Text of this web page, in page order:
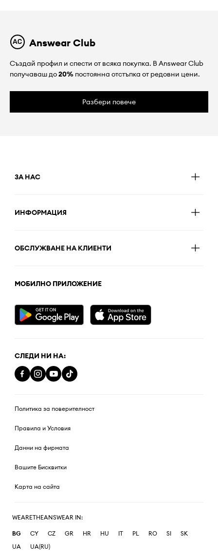
Answear Club
Създай профил и спести от всяка покупка. В Answear Club
получаваш до20% постоянна отстъпка от редовни цени.
Разбери повече
ЗА НАС
ИНФОРМАЦИЯ
ОБСЛУЖВАНЕ НА КЛИЕНТИ
МОБИЛНО ПРИЛОЖЕНИЕ
СЛЕДИ НИ НА:
Политика за поверителност
Правила и Условия
Данни на фирмата
Вашите Бисквитки
Карта на сайта
WEARETHEANSWEAR IN:
BG CY CZ GR HR HU IT PL RO SI
SK
UA
UA(RU)